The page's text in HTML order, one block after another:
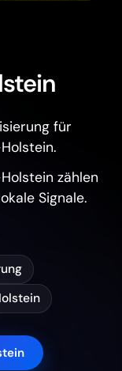
für
zählen
Signale.